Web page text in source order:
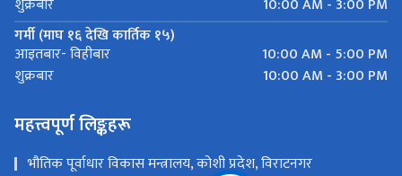
शुक्रबार
गर्मी (माघ १६ देखि कार्तिक १५)
आइतबार- विहीबार
10:00 AM - 5:00 PM
शुक्रबार
10:00 AM - 3:00 PM
महत्त्वपूर्ण लिङ्कहरू
भौतिक पूर्वाधार विकास मन्त्रालय, कोशी प्रदेश, विराटनगर